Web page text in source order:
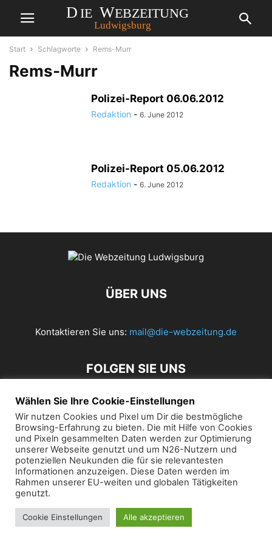
Start Schlagworte Rems-Murr
Rems-Murr
Polizei-Report 06.06.2012
Redaktion - 6. June 2012
Polizei-Report 05.06.2012
Redaktion - 6. June 2012
ÜBER UNS
Kontaktieren Sie uns: mail@die-webzeitung.de
FOLGEN SIE UNS
© 2019 Die Webzeitung
Wählen Sie Ihre Cookie-Einstellungen
Wir nutzen Cookies und Pixel um Dir die bestmögliche
Browsing-Erfahrung zu bieten. Die mit Hilfe von Cookies
und Pixeln gesammelten Daten werden zur Optimierung
unserer Webseite genutzt und um N26-Nutzern und
potenziellen Neukunden die für sie relevantesten
Informationen anzuzeigen. Diese Daten werden im
Rahmen unserer EU-weiten und globalen Tätigkeiten
genutzt.
Cookie Einstellungen Alle akzeptieren